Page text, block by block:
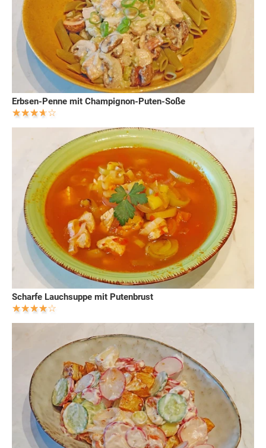
Erbsen-Penne mit Champignon-Puten-Soße
Scharfe Lauchsuppe mit Putenbrust